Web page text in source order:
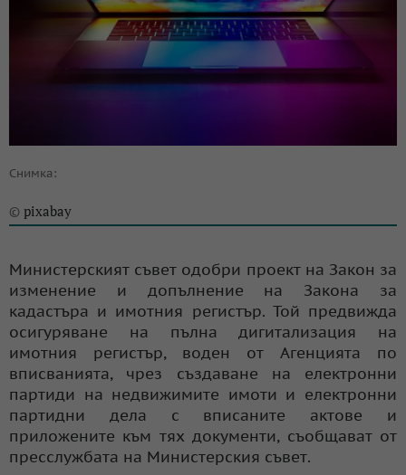
Снимка:
© pixabay
Министерският съвет одобри проект на Закон за
изменение и допълнение на Закона за
кадастъра и имотния регистър. Той предвижда
осигуряване на пълна дигитализация на
имотния регистър, воден от Агенцията по
вписванията, чрез създаване на електронни
партиди на недвижимите имоти и електронни
партидни дела с вписаните актове и
приложените към тях документи, съобщават от
пресслужбата на Министерския съвет.